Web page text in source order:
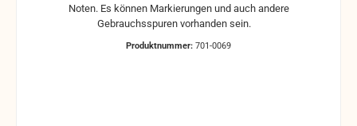
Noten. Es können Markierungen und auch andere
Produktnummer: 701-0069